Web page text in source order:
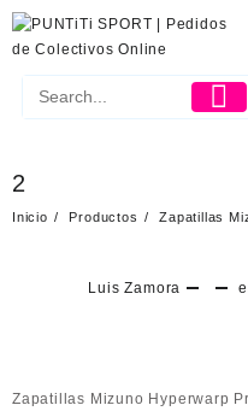
2
Inicio Productos Zapatillas
Luis Zamora
Zapatillas Mizuno Hyperwarp